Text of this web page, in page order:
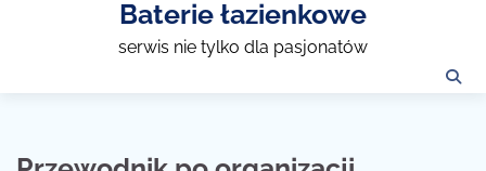
Baterie łazienkowe
serwis nie tylko dla pasjonatów